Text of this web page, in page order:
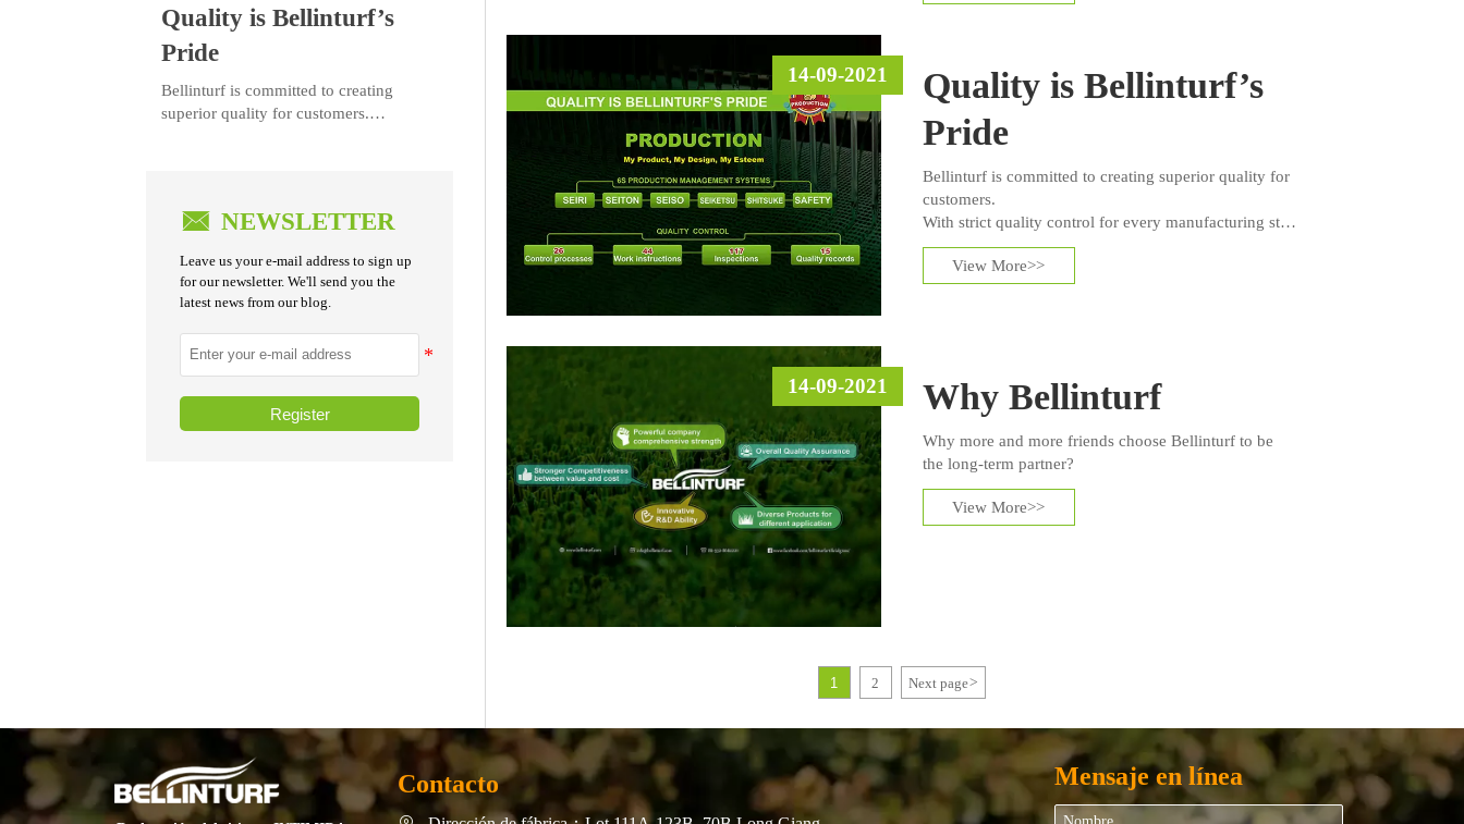
Quality is Bellinturf’s
Pride
Bellinturf is committed to creating
superior quality for customers.
26 control processes, 44 w
 NEWSLETTER
Leave us your e-mail address to sign up
for our newsletter. We'll send you the
latest news from our blog.
Register
14-09-2021
Quality is Bellinturf’s
Pride
Bellinturf is committed to creating superior quality for
customers.
With strict quality control for every manufacturing step
and continuous quality improvement, each order of
Bellinturf’s product series goes through 26 control
View More>>
14-09-2021 Why Bellinturf
Why more and more friends choose Bellinturf to be
the long-term partner?
View More>>
1 2 Next page>
Contacto Mensaje en línea